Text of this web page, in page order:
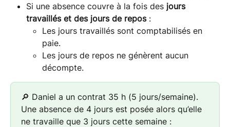
Si une absence couvre à la fois des jours
travaillés et des jours de repos :
Les jours travaillés sont comptabilisés en
paie.
Les jours de repos ne génèrent aucun
décompte.
🔎 Daniel a un contrat 35 h (5 jours/semaine).
Une absence de 4 jours est posée alors qu’elle
ne travaille que 3 jours cette semaine :